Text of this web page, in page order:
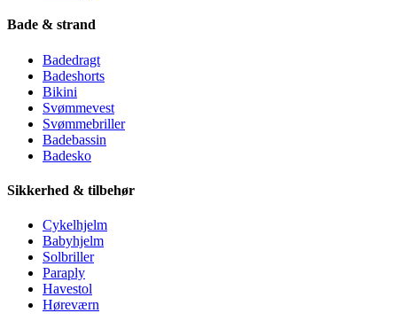
Bade & strand
Badedragt
Badeshorts
Bikini
Svømmevest
Svømmebriller
Badebassin
Badesko
Sikkerhed & tilbehør
Cykelhjelm
Babyhjelm
Solbriller
Paraply
Havestol
Høreværn